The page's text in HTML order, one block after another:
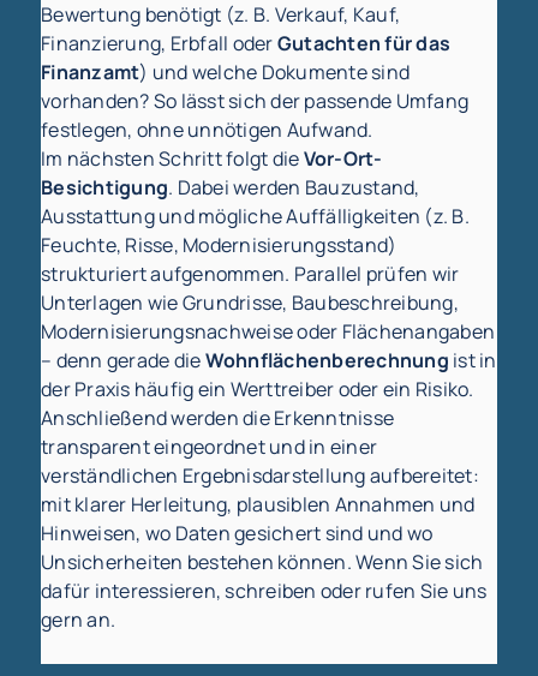
Bewertung benötigt (z. B. Verkauf, Kauf,
Finanzierung, Erbfall oderGutachten für das
Finanzamt) und welche Dokumente sind
vorhanden? So lässt sich der passende Umfang
festlegen, ohne unnötigen Aufwand.
Im nächsten Schritt folgt dieVor-Ort-
Besichtigung. Dabei werden Bauzustand,
Ausstattung und mögliche Auffälligkeiten (z. B.
Feuchte, Risse, Modernisierungsstand)
strukturiert aufgenommen. Parallel prüfen wir
Unterlagen wie Grundrisse, Baubeschreibung,
Modernisierungsnachweise oder Flächenangaben
– denn gerade dieWohnflächenberechnung ist in
der Praxis häufig ein Werttreiber oder ein Risiko.
Anschließend werden die Erkenntnisse
transparent eingeordnet und in einer
verständlichen Ergebnisdarstellung aufbereitet:
mit klarer Herleitung, plausiblen Annahmen und
Hinweisen, wo Daten gesichert sind und wo
Unsicherheiten bestehen können. Wenn Sie sich
dafür interessieren, schreiben oder rufen Sie uns
gern an.